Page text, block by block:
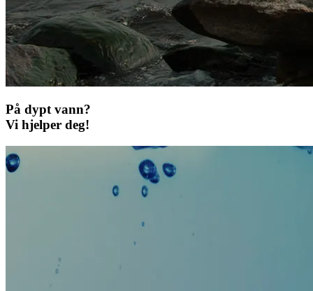
På dypt vann?
Vi hjelper deg!